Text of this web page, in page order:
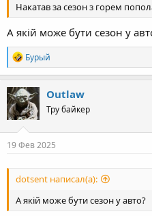
Накатав за сезон з горем
А якій може бути сезон у
R
e
a
c
t
i
o
n
s
Бурый
Outlaw
Тру байкер
19 Фев 2025
dotsent написал(а):
А якій може бути сезон у авто?